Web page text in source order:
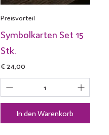
Preisvorteil
Symbolkarten Set 15
Stk.
Preis
€ 24,00
In den Warenkorb